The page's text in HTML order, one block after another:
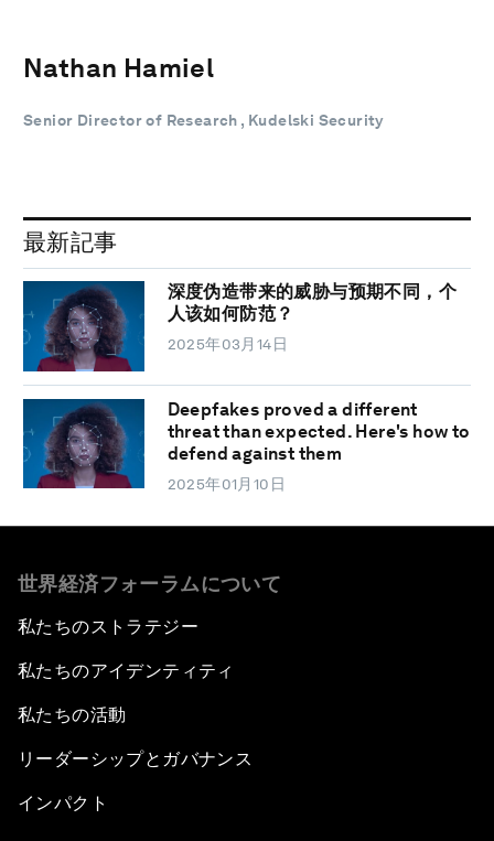
Nathan Hamiel
Senior Director of Research , Kudelski Security
最新記事
深度伪造带来的威胁与预期不同，个
人该如何防范？
2025年03月14日
Deepfakes proved a different
threat than expected. Here's how to
defend against them
2025年01月10日
世界経済フォーラムについて
私たちのストラテジー
私たちのアイデンティティ
私たちの活動
リーダーシップとガバナンス
インパクト